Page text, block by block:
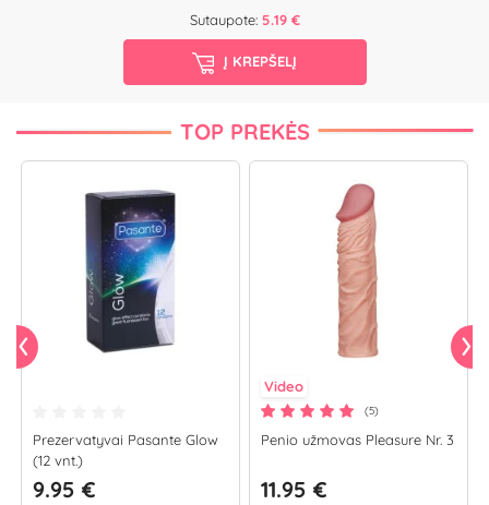
Sutaupote: 5.19 €
Į KREPŠELĮ
TOP PREKĖS
Prezervatyvai Pasante Glow
(12 vnt.)
9.95 €
Video
(5)
Penio užmovas Pleasure Nr. 3
11.95 €